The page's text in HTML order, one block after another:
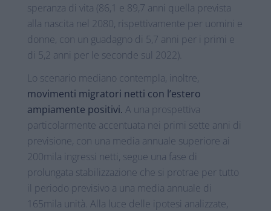
speranza di vita (86,1 e 89,7 anni quella prevista
alla nascita nel 2080, rispettivamente per uomini e
donne, con un guadagno di 5,7 anni per i primi e
di 5,2 anni per le seconde sul 2022).
Lo scenario mediano contempla, inoltre,
movimenti migratori netti con l’estero
ampiamente positivi. A una prospettiva
particolarmente accentuata nei primi sette anni di
previsione, con una media annuale superiore ai
200mila ingressi netti, segue una fase di
prolungata stabilizzazione che si protrae per tutto
il periodo previsivo a una media annuale di
165mila unità. Alla luce delle ipotesi analizzate,